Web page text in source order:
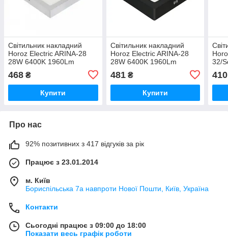
Світильник накладний
Horoz Electric ARINA-28
28W 6400K 1960Lm
283мм білий квадратний
(016-026-0028-011)
468 ₴
Купити
Світильник накладний
Horoz Electric ARINA-28
28W 6400K 1960Lm
283мм чорний квадратний
(016-026-0028-050)
481₴
Купити
32/
410
Про нас
92% позитивних з 417 відгуків за рік
Працює з 23.01.2014
м. Київ
Бориспільська 7а навпроти Нової Пошти, Київ, Україна
Контакти
Сьогодні працює з 09:00 до 18:00
Показати весь графік роботи